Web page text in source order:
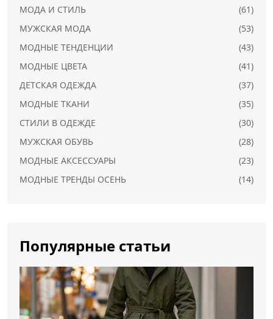
МОДА И СТИЛЬ
(61)
МУЖСКАЯ МОДА
(53)
МОДНЫЕ ТЕНДЕНЦИИ
(43)
МОДНЫЕ ЦВЕТА
(41)
ДЕТСКАЯ ОДЕЖДА
(37)
МОДНЫЕ ТКАНИ
(35)
СТИЛИ В ОДЕЖДЕ
(30)
МУЖСКАЯ ОБУВЬ
(28)
МОДНЫЕ АКСЕССУАРЫ
(23)
МОДНЫЕ ТРЕНДЫ ОСЕНЬ
(14)
Популярные статьи